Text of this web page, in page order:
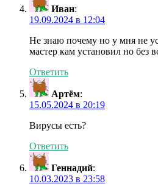
Иван:
19.09.2024 в 12:04
Не знаю почему но у мня не
мастер кам установил но без
Ответить
Артём:
15.05.2024 в 20:19
Вирусы есть?
Ответить
Геннадий:
10.03.2023 в 23:58